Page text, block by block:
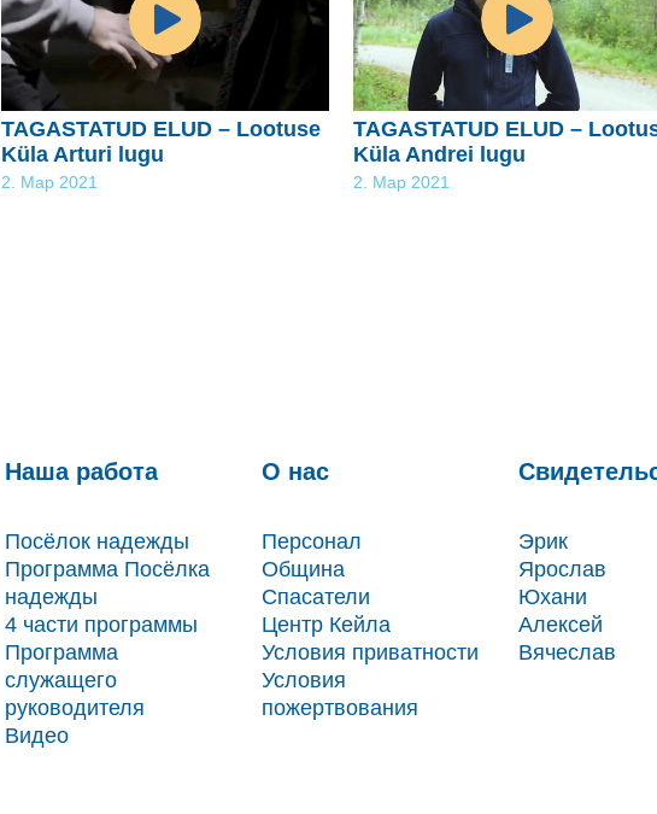
TAGASTATUD ELUD – Lootuse
Küla Arturi lugu
2. Мар 2021
TAGASTATUD ELUD –
Küla Andrei lugu
2. Мар 2021
Наша работа
Посёлок надежды
Программа Посёлка
надежды
4 части программы
Программа
служащего
руководителя
Видео
О нас
Персонал
Община
Спасатели
Центр Кейла
Условия приватности
Условия
пожертвования
Эрик
Ярослав
Юхани
Алексей
Вячеслав